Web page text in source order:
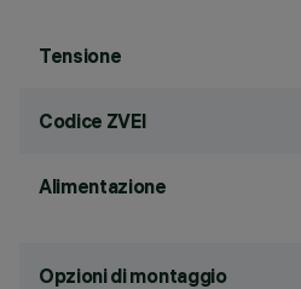
Tensione
Codice ZVEI
Alimentazione
Opzioni di montaggio